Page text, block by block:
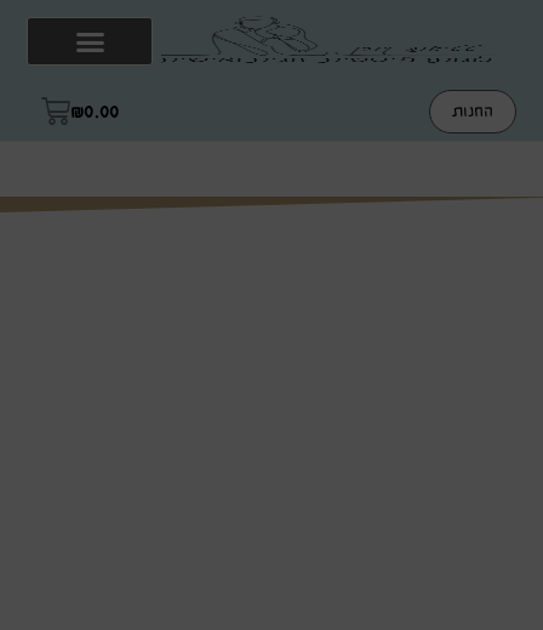
החנות ₪0.00